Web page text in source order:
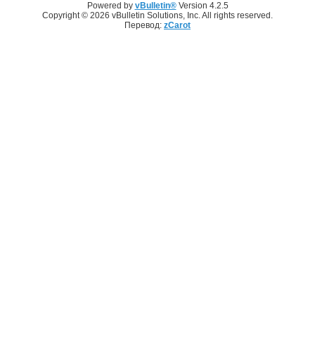
Powered by vBulletin®Version 4.2.5
Copyright © 2026 vBulletin Solutions, Inc. All rights reserved.
Перевод: zCarot